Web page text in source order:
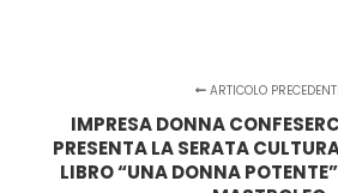
ARTICOLO
IMPRESA DONNA
PRESENTA LA SERATA
LIBRO “UNA DONNA